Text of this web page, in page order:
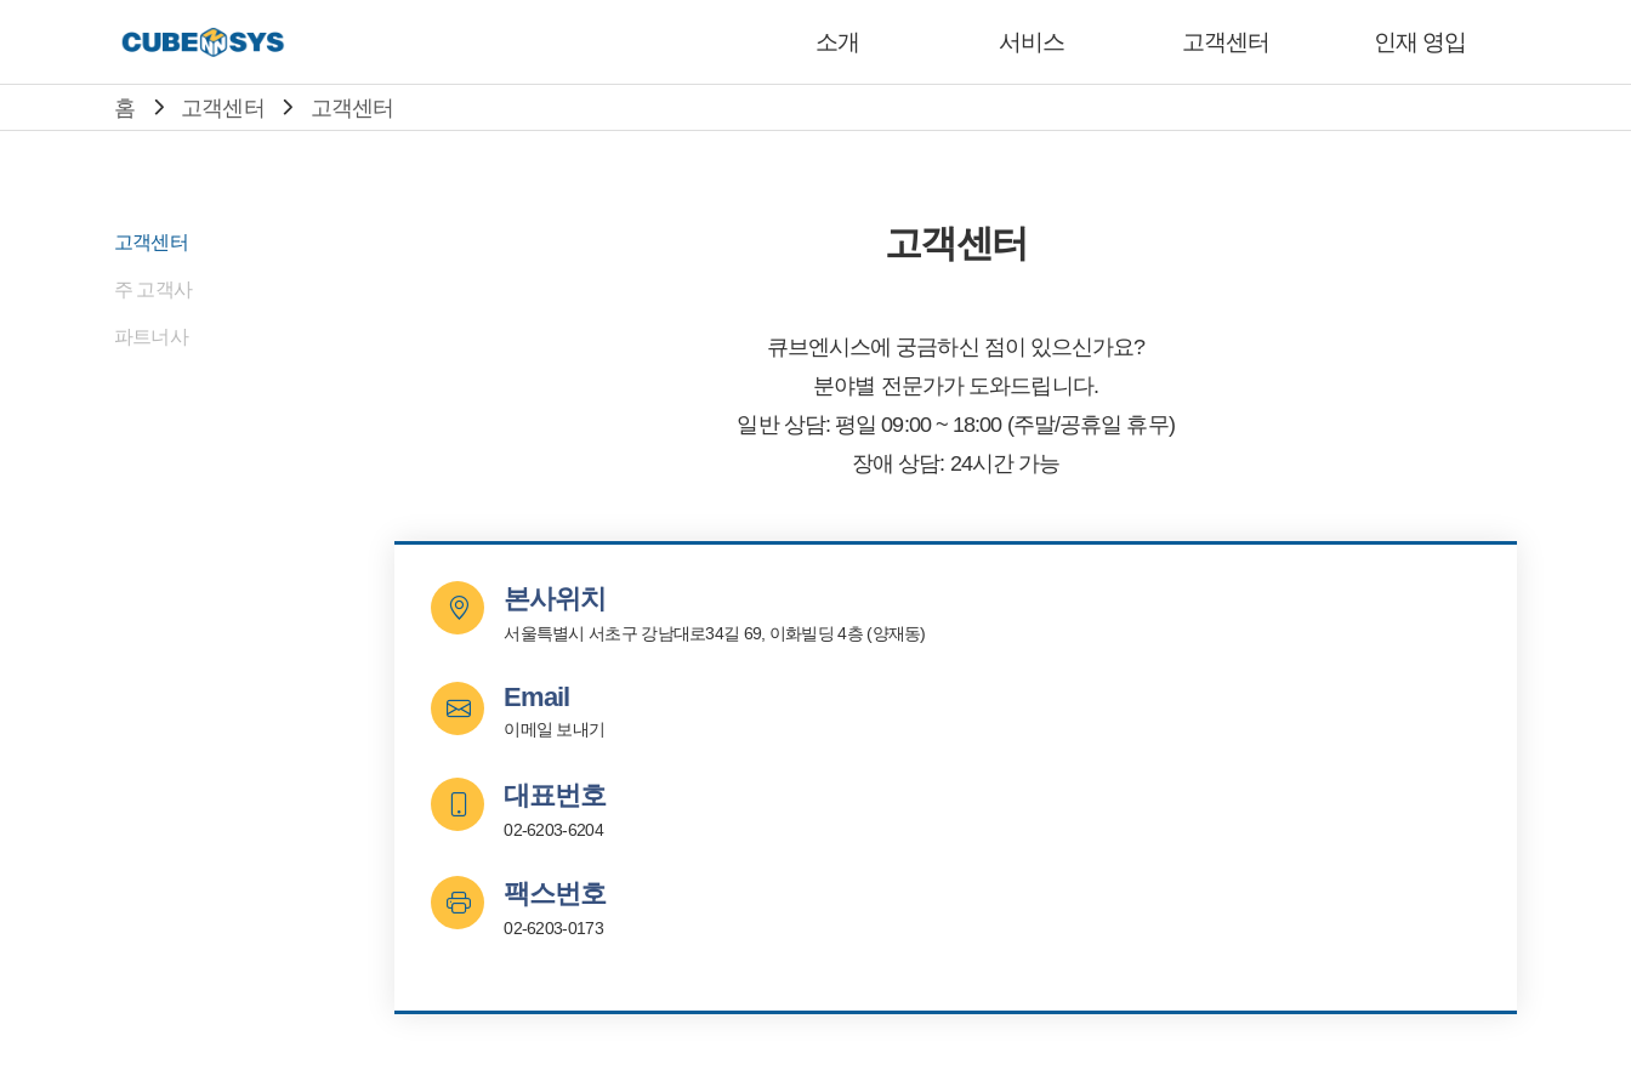
소개 서비스 고객센터 인재 영입
홈 고객센터 고객센터
고객센터
주 고객사
파트너사
고객센터
큐브엔시스에 궁금하신 점이 있으신가요?
분야별 전문가가 도와드립니다.
일반 상담: 평일 09:00 ~ 18:00 (주말/공휴일 휴무)
장애 상담: 24시간 가능
본사위치
서울특별시 서초구 강남대로34길 69, 이화빌딩 4층 (양재동)
Email
이메일 보내기
대표번호
02-6203-6204
팩스번호
02-6203-0173